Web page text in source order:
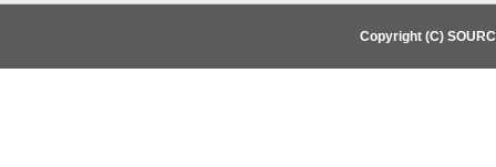
Copyright (C)